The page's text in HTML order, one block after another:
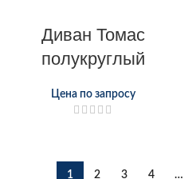
Диван Томас
полукруглый
Цена по запросу
1 2 3 4 …